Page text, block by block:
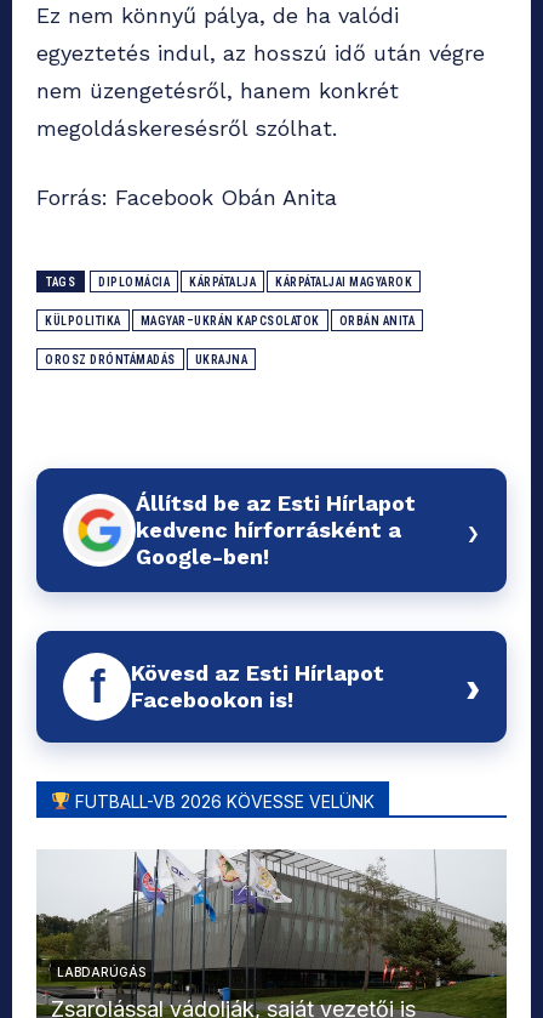
Ez nem könnyű pálya, de ha valódi
egyeztetés indul, az hosszú idő után végre
nem üzengetésről, hanem konkrét
megoldáskeresésről szólhat.
Forrás: Facebook Obán Anita
TAGS DIPLOMÁCIA KÁRPÁTALJA KÁRPÁTALJAI MAGYAROK
KÜLPOLITIKA MAGYAR–UKRÁN KAPCSOLATOK ORBÁN ANITA
OROSZ DRÓNTÁMADÁS UKRAJNA
Állítsd be az Esti Hírlapot
kedvenc hírforrásként a
Google-ben!
›
f
Kövesd az Esti Hírlapot
Facebookon is!
›
FUTBALL-VB 2026 KÖVESSE VELÜNK
LABDARÚGÁS
Zsarolással vádolják, saját vezetői is